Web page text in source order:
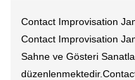
Contact Improvisation
Contact Improvisation
Sahne ve Gösteri